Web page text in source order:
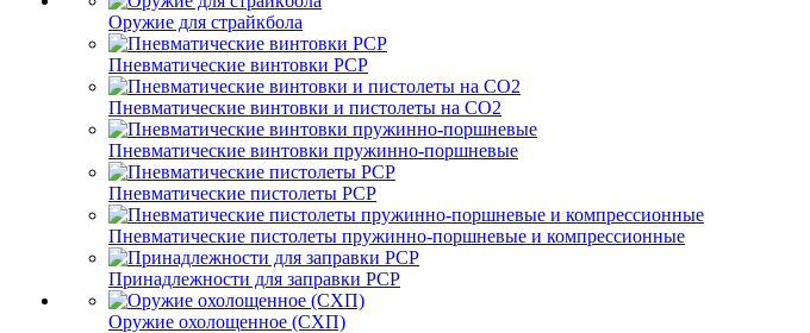
Оружие для страйкбола
Пневматические винтовки PCP
Пневматические винтовки и пистолеты на CO2
Пневматические винтовки пружинно-поршневые
Пневматические пистолеты PCP
Пневматические пистолеты пружинно-поршневые и компрессионные
Принадлежности для заправки PCP
Оружие охолощенное (СХП)